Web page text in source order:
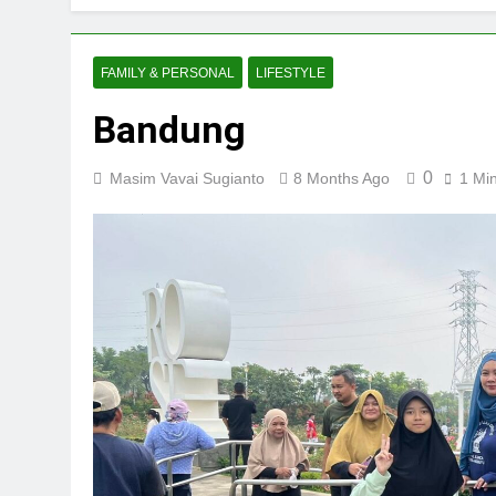
FAMILY & PERSONAL LIFESTYLE
Bandung
Masim Vavai Sugianto 8 Months Ago 0 1